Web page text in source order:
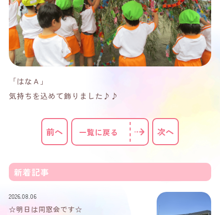
「はなＡ」
気持ちを込めて飾りました♪♪
前へ 一覧に戻る 次へ
新着記事
2026.08.06
☆明日は同窓会です☆